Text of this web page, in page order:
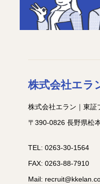
株式会社エラ
株式会社エラン｜東証
〒390-0826 長野県松
TEL: 0263-30-1564
FAX: 0263-88-7910
Mail: